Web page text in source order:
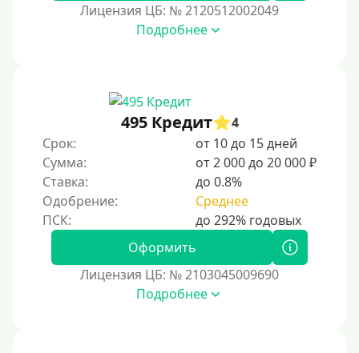
Без звонков и проверок
Онлайн круглосуточно
На карту круглосуточно
Деньги в долг
В долг на карту
Срок
Лицензия ЦБ: № 2120512002049
Подробнее
495 Кредит
4
Срок:
от 10 до 15 дней
Сумма:
от 2 000 до 20 000 ₽
Ставка:
до 0.8%
Одобрение:
Среднее
Оформить
Лицензия ЦБ: № 2103045009690
Подробнее